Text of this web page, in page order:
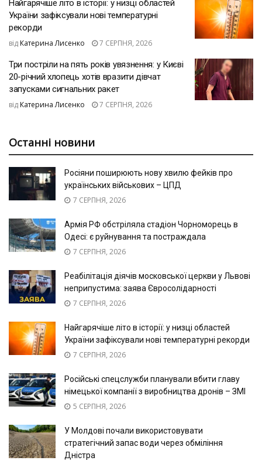
Найгарячіше літо в історії: у низці областей
України зафіксували нові температурні
рекорди
від Катерина Лисенко 7 СЕРПНЯ, 2026
Три постріли на пять років увязнення: у Києві
20-річний хлопець хотів вразити дівчат
запусками сигнальних ракет
від Катерина Лисенко 7 СЕРПНЯ, 2026
Останні новини
Росіяни поширюють нову хвилю фейків про
українських військових – ЦПД
7 СЕРПНЯ, 2026
Армія РФ обстріляла стадіон Чорноморець в
Одесі: є руйнування та постраждала
7 СЕРПНЯ, 2026
Реабілітація діячів московської церкви у Львові
неприпустима: заява Євросолідарності
7 СЕРПНЯ, 2026
Найгарячіше літо в історії: у низці областей
України зафіксували нові температурні рекорди
7 СЕРПНЯ, 2026
Російські спецслужби планували вбити главу
німецької компанії з виробництва дронів – ЗМІ
5 СЕРПНЯ, 2026
У Молдові почали використовувати
стратегічний запас води через обміління
Дністра